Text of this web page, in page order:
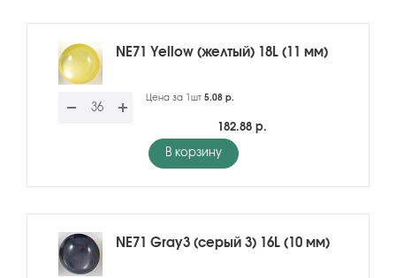
NE71 Yellow (желтый) 18L (11 мм)
Цена за 1шт 5.08 р.
182.88 р.
В корзину
NE71 Gray3 (серый 3) 16L (10 мм)